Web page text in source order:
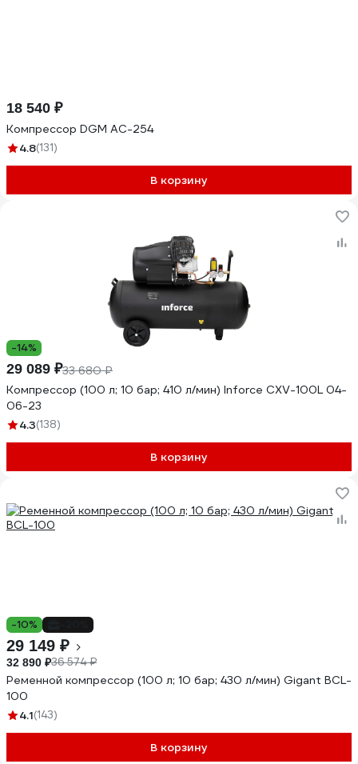
18 540 ₽
Компрессор DGM AC-254
4.8(131)
В корзину
-14%
29 089 ₽33 680 ₽
Компрессор (100 л; 10 бар; 410 л/мин) Inforce CXV-100L 04-
06-23
4.3(138)
В корзину
-10%
29 149 ₽
32 890 ₽36 574 ₽
Ременной компрессор (100 л; 10 бар; 430 л/мин) Gigant BCL-
100
4.1(143)
В корзину